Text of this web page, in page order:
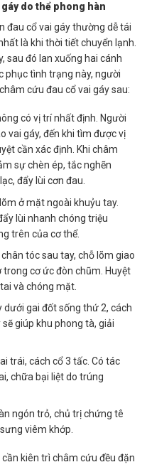
do thể phong hàn
đau cổ vai gáy thường dễ tái
là khi thời tiết chuyển lạnh.
sau đó lan xuống hai cánh
phục tình trạng này, người
cứu đau cổ vai gáy sau:
có vị trí nhất định. Người
vai gáy, đến khi tìm được vị
cần xác định. Khi châm
sự chèn ép, tắc nghẽn
đẩy lùi cơn đau.
ở mặt ngoài khuỷu tay.
lùi nhanh chóng triệu
trên của cơ thể.
tóc sau tay, chỗ lõm giao
cơ ức đòn chũm. Huyệt
và chóng mặt.
dưới gai đốt sống thứ 2, cách
giúp khu phong tà, giải
trái, cách cổ 3 tấc. Có tác
chữa bại liệt do trúng
ngón trỏ, chủ trị chứng tê
viêm khớp.
kiên trì châm cứu đều đặn